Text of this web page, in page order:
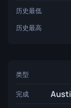
历史最低
历史最高
类型
完成